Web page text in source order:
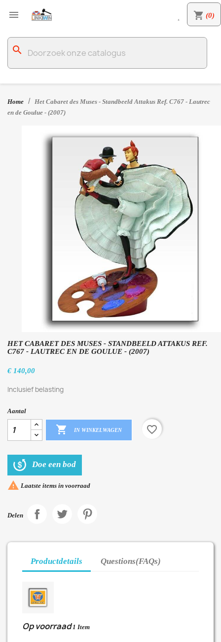
 shopping_cart (0)

search
Home
Het Cabaret des Muses - Standbeeld Attakus Ref. C767 - Lautrec
en de Goulue - (2007)
HET CABARET DES MUSES - STANDBEELD ATTAKUS REF.
C767 - LAUTREC EN DE GOULUE - (2007)
€ 140,00
Inclusief belasting
Aantal
 IN WINKELWAGEN favorite_border
Doe een bod
 Laatste items in voorraad
Delen
Productdetails Questions(FAQs)
Op voorraad 1 Item